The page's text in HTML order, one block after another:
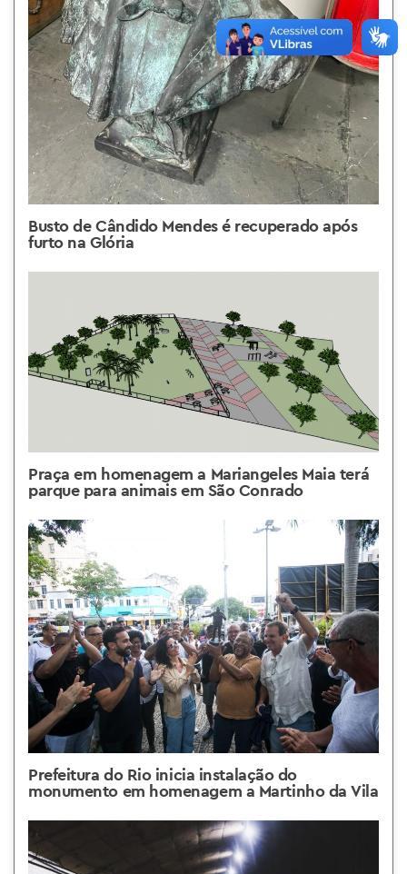
Busto de Cândido Mendes é recuperado após
furto na Glória
Praça em homenagem a Mariangeles Maia terá
parque para animais em São Conrado
Prefeitura do Rio inicia instalação do
monumento em homenagem a Martinho da Vila